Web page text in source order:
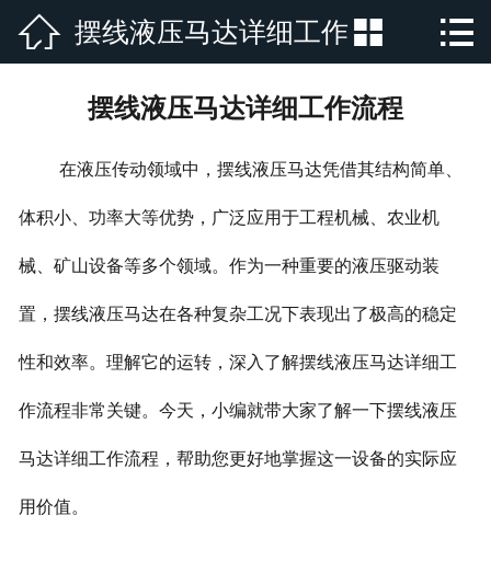
 网站首页
荣誉资质
行业新闻
在线留言
 摆线液压马达详细工作
流程
 
摆线液压马达详细工作流程
在液压传动领域中，摆线液压马达凭借其结构简单、
体积小、功率大等优势，广泛应用于工程机械、农业机
械、矿山设备等多个领域。作为一种重要的液压驱动装
置，摆线液压马达在各种复杂工况下表现出了极高的稳定
性和效率。理解它的运转，深入了解摆线液压马达详细工
作流程非常关键。今天，小编就带大家了解一下摆线液压
马达详细工作流程，帮助您更好地掌握这一设备的实际应
用价值。